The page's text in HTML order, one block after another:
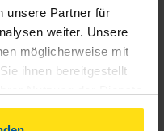
unsere Partner für
weiter. Unsere
möglicherweise mit
ihnen bereitgestellt
Einverstanden klicken,
Ihre
oder
und keinen der
wir Ihnen hier eine